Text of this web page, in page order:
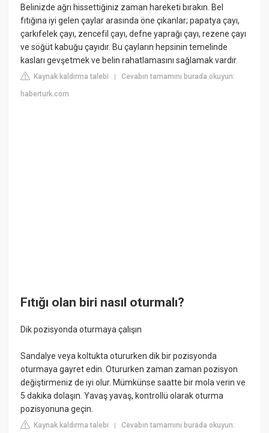
Belinizde ağrı hissettiğiniz zaman hareketi bırakın. Bel
fıtığına iyi gelen çaylar arasında öne çıkanlar; papatya çayı,
çarkıfelek çayı, zencefil çayı, defne yaprağı çayı, rezene çayı
ve söğüt kabuğu çayıdır. Bu çayların hepsinin temelinde
kasları gevşetmek ve belin rahatlamasını sağlamak vardır.
Kaynak kaldırma talebi |Cevabın tamamını burada okuyun:
haberturk.com
Fıtığı olan biri nasıl oturmalı?
Dik pozisyonda oturmaya çalışın
Sandalye veya koltukta otururken dik bir pozisyonda
oturmaya gayret edin. Otururken zaman zaman pozisyon
değiştirmeniz de iyi olur. Mümkünse saatte bir mola verin ve
5 dakika dolaşın. Yavaş yavaş, kontrollü olarak oturma
pozisyonuna geçin.
Kaynak kaldırma talebi |Cevabın tamamını burada okuyun: